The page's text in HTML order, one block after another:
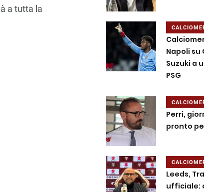
a tutta la
Napoli su
Suzuki a
PSG
Perri,
pronto
Leeds,
ufficiale: